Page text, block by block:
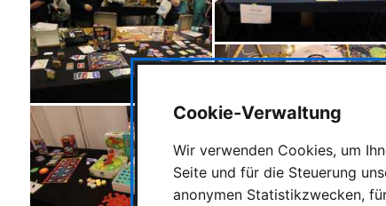
Cookie-Verwaltung
Wir verwenden Cookies, um
Seite und für die Steuerung
anonymen Statistikzwecken,